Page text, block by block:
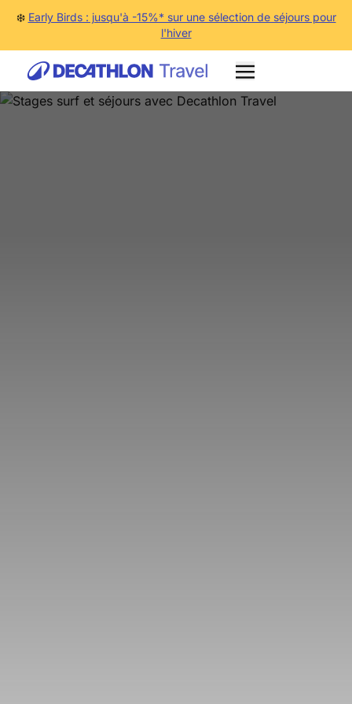
❄️ Early Birds : jusqu'à -15%* sur une sélection de séjours pour
l'hiver